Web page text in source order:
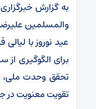
به گزارش خبرگزاری
والمسلمین
عید نوروز با
برای الگوگیری
تحقق وحدت ملی،
تقویت معنویت در